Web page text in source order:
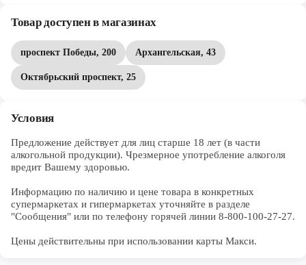
Товар доступен в магазинах
проспект Победы, 200 Архангельская, 43
Октябрьский проспект, 25
Условия
Предложение действует для лиц старше 18 лет (в части
алкогольной продукции). Чрезмерное употребление алкоголя
вредит Вашему здоровью.
Информацию по наличию и цене товара в конкретных
супермаркетах и гипермаркетах уточняйте в разделе
"Сообщения" или по телефону горячей линии 8-800-100-27-27.
Цены действительны при использовании карты Макси.